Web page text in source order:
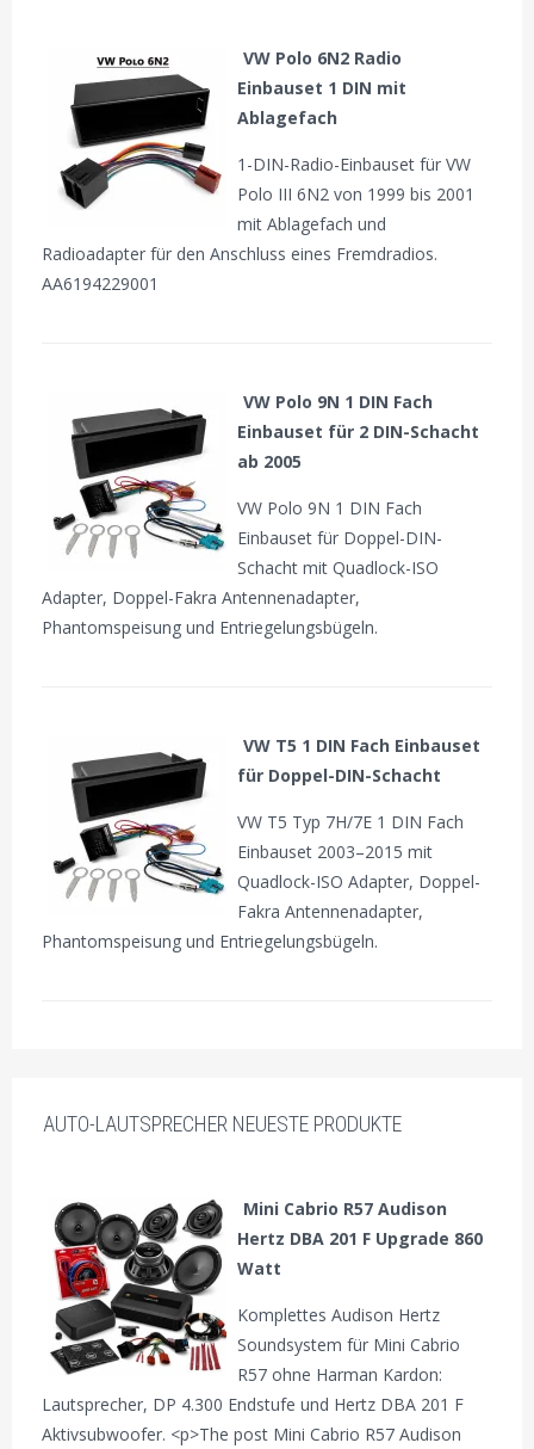
VW Polo 6N2 Radio
Einbauset 1 DIN mit
Ablagefach
1-DIN-Radio-Einbauset für VW
Polo III 6N2 von 1999 bis 2001
mit Ablagefach und
Radioadapter für den Anschluss eines Fremdradios.
AA6194229001
VW Polo 9N 1 DIN Fach
Einbauset für 2 DIN-Schacht
ab 2005
VW Polo 9N 1 DIN Fach
Einbauset für Doppel-DIN-
Schacht mit Quadlock-ISO
Adapter, Doppel-Fakra Antennenadapter,
Phantomspeisung und Entriegelungsbügeln.
VW T5 1 DIN Fach Einbauset
für Doppel-DIN-Schacht
VW T5 Typ 7H/7E 1 DIN Fach
Einbauset 2003–2015 mit
Quadlock-ISO Adapter, Doppel-
Fakra Antennenadapter,
Phantomspeisung und Entriegelungsbügeln.
AUTO-LAUTSPRECHER NEUESTE PRODUKTE
Mini Cabrio R57 Audison
Hertz DBA 201 F Upgrade 860
Watt
Komplettes Audison Hertz
Soundsystem für Mini Cabrio
R57 ohne Harman Kardon:
Lautsprecher, DP 4.300 Endstufe und Hertz DBA 201 F
Aktivsubwoofer. <p>The post Mini Cabrio R57 Audison